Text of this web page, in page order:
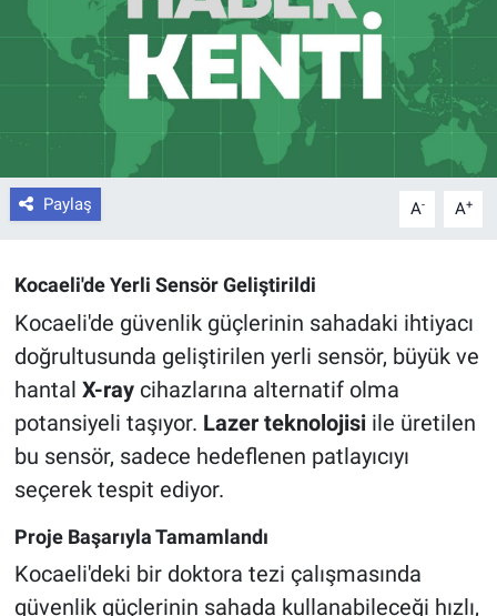
Paylaş A- A+
Kocaeli'de Yerli Sensör Geliştirildi
Kocaeli'de güvenlik güçlerinin sahadaki ihtiyacı
doğrultusunda geliştirilen yerli sensör, büyük ve
hantal X-raycihazlarına alternatif olma
potansiyeli taşıyor. Lazer teknolojisiile üretilen
bu sensör, sadece hedeflenen patlayıcıyı
seçerek tespit ediyor.
Proje Başarıyla Tamamlandı
Kocaeli'deki bir doktora tezi çalışmasında
güvenlik güçlerinin sahada kullanabileceği hızlı,